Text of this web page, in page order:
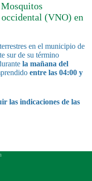
(VNO) en
en el municipio de
sur de su término
la mañana del
entre las 04:00 y
las indicaciones de las